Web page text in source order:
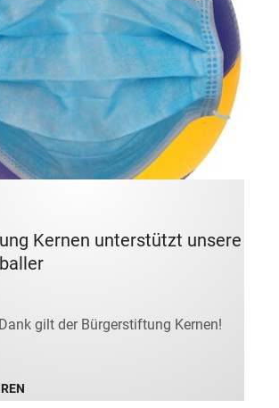
Kernen unterstützt unsere
gilt der Bürgerstiftung Kernen!